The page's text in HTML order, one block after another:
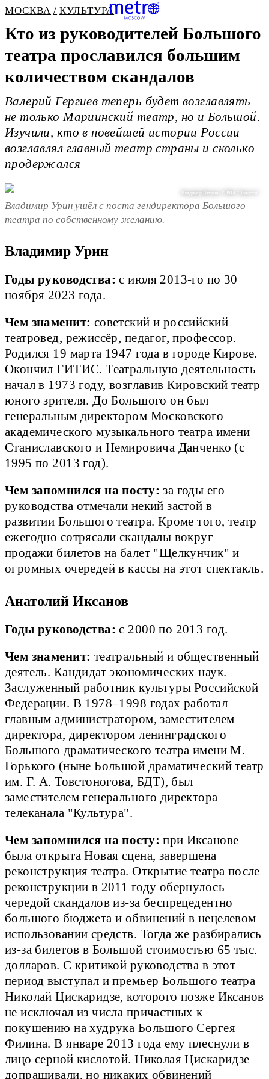
МОСКВА КУЛЬТУРА
Кто из руководителей Большого
театра прославился большим
количеством скандалов
Валерий Гергиев теперь будет возглавлять
не только Мариинский театр, но и Большой.
Изучили, кто в новейшей истории России
возглавлял главный театр страны и сколько
продержался
Владимир Вяткин / © РИА "Новости"
Владимир Урин ушёл с поста гендиректора Большого
театра по собственному желанию.
Владимир Урин
Годы руководства: с июля 2013-го по 30
ноября 2023 года.
Чем знаменит: советский и российский
театровед, режиссёр, педагог, профессор.
Родился 19 марта 1947 года в городе Кирове.
Окончил ГИТИС. Театральную деятельность
начал в 1973 году, возглавив Кировский театр
юного зрителя. До Большого он был
генеральным директором Московского
академического музыкального театра имени
Станиславского и Немировича Данченко (с
1995 по 2013 год).
Чем запомнился на посту: за годы его
руководства отмечали некий застой в
развитии Большого театра. Кроме того, театр
ежегодно сотрясали скандалы вокруг
продажи билетов на балет "Щелкунчик" и
огромных очередей в кассы на этот спектакль.
Анатолий Иксанов
Годы руководства: с 2000 по 2013 год.
Чем знаменит: театральный и общественный
деятель. Кандидат экономических наук.
Заслуженный работник культуры Российской
Федерации. В 1978–1998 годах работал
главным администратором, заместителем
директора, директором ленинградского
Большого драматического театра имени М.
Горького (ныне Большой драматический театр
им. Г. А. Товстоногова, БДТ), был
заместителем генерального директора
телеканала "Культура".
Чем запомнился на посту: при Иксанове
была открыта Новая сцена, завершена
реконструкция театра. Открытие театра после
реконструкции в 2011 году обернулось
чередой скандалов из-за беспрецедентно
большого бюджета и обвинений в нецелевом
использовании средств. Тогда же разбирались
из-за билетов в Большой стоимостью 65 тыс.
долларов. С критикой руководства в этот
период выступал и премьер Большого театра
Николай Цискаридзе, которого позже Иксанов
не исключал из числа причастных к
покушению на худрука Большого Сергея
Филина. В январе 2013 года ему плеснули в
лицо серной кислотой. Николая Цискаридзе
допрашивали, но никаких обвинений